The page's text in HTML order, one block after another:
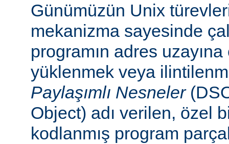
Günümüzün Unix
mekanizma sayesinde
programın adres uzayına
yüklenmek veya
Paylaşımlı Nesneler
Object) adı verilen, özel
kodlanmış program